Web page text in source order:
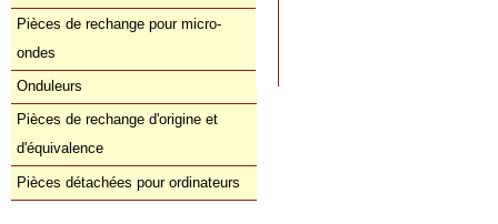
Pièces de rechange pour micro-
ondes
Onduleurs
Pièces de rechange d'origine et
d'équivalence
Pièces détachées pour ordinateurs